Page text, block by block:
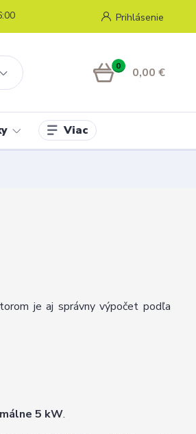
Prihlásenie
0 0,00 €
Viac
je aj správny výpočet podľa
5 kW.